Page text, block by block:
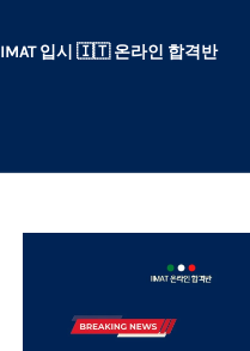
IMAT 입시 🇮🇹 온라인 합격반